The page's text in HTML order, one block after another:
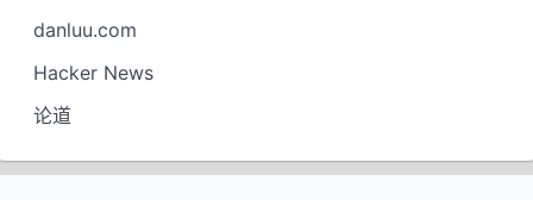
danluu.com
Hacker News
论道